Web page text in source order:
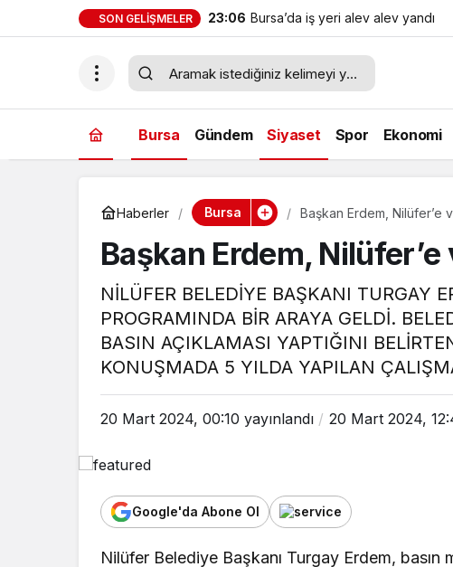
SON GELIŞMELER 23:06 Bursa’da iş yeri alev alev yandı
Bursa Gündem Siyaset Spor Ekonomi
Haberler Bursa Başkan Erdem, Nilüfer’e
Başkan Erdem,
NİLÜFER BELEDİYE BAŞKANI TURGAY
PROGRAMINDA BİR ARAYA GELDİ.
BASIN AÇIKLAMASI YAPTIĞINI
KONUŞMADA 5 YILDA YAPILAN
20 Mart 2024, 00:10 yayınlandı 20 Mart 2024,
Google'da Abone Ol
Nilüfer Belediye Başkanı Turgay Erdem, basın